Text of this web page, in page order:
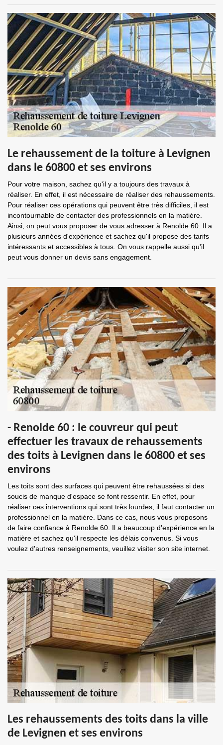
Le rehaussement de la toiture à Levignen
dans le 60800 et ses environs
Pour votre maison, sachez qu'il y a toujours des travaux à
réaliser. En effet, il est nécessaire de réaliser des rehaussements.
Pour réaliser ces opérations qui peuvent être très difficiles, il est
incontournable de contacter des professionnels en la matière.
Ainsi, on peut vous proposer de vous adresser à Renolde 60. Il a
plusieurs années d'expérience et sachez qu'il propose des tarifs
intéressants et accessibles à tous. On vous rappelle aussi qu'il
peut vous donner un devis sans engagement.
- Renolde 60 : le couvreur qui peut
effectuer les travaux de rehaussements
des toits à Levignen dans le 60800 et ses
environs
Les toits sont des surfaces qui peuvent être rehaussées si des
soucis de manque d'espace se font ressentir. En effet, pour
réaliser ces interventions qui sont très lourdes, il faut contacter un
professionnel en la matière. Dans ce cas, nous vous proposons
de faire confiance à Renolde 60. Il a beaucoup d'expérience en la
matière et sachez qu'il respecte les délais convenus. Si vous
voulez d'autres renseignements, veuillez visiter son site internet.
Les rehaussements des toits dans la ville
de Levignen et ses environs